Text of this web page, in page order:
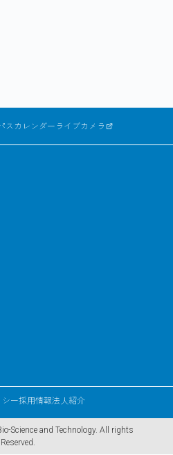
スカレンダーライブカメラ
ー採用情報法人紹介
Science and Technology. All rights
Reserved.